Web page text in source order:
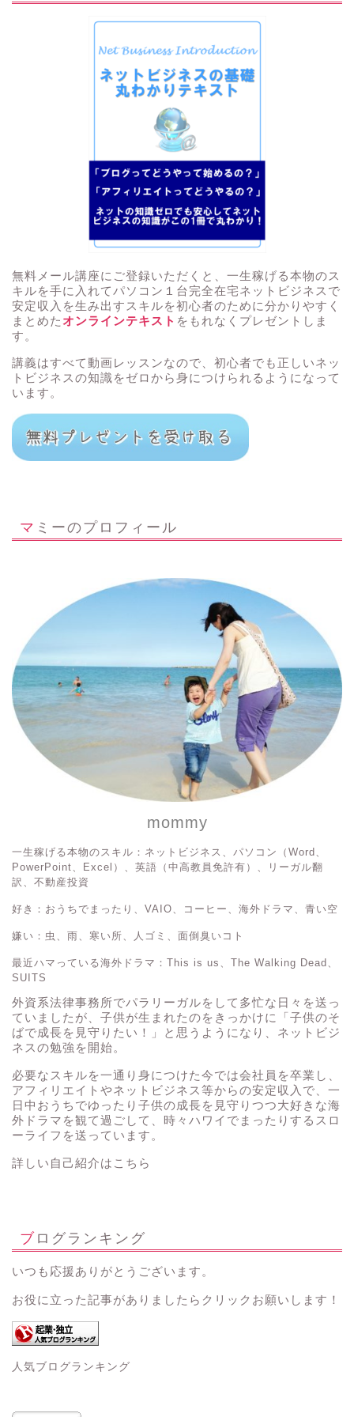
無料メール講座にご登録いただくと、一生稼げる本物のス
キルを手に入れてパソコン１台完全在宅ネットビジネスで
安定収入を生み出すスキルを初心者のために分かりやすく
まとめたオンラインテキスト をもれなくプレゼントしま
す。
講義はすべて動画レッスンなので、初心者でも正しいネッ
トビジネスの知識をゼロから身につけられるようになって
います。
マミーのプロフィール
mommy
一生稼げる本物のスキル：ネットビジネス、パソコン（Word、
PowerPoint、Excel）、英語（中高教員免許有）、リーガル翻
訳、不動産投資
好き：おうちでまったり、VAIO、コーヒー、海外ドラマ、青い空
嫌い：虫、雨、寒い所、人ゴミ、面倒臭いコト
最近ハマっている海外ドラマ：This is us、The Walking Dead、
SUITS
外資系法律事務所でパラリーガルをして多忙な日々を送っ
ていましたが、子供が生まれたのをきっかけに「子供のそ
ばで成長を見守りたい！」と思うようになり、ネットビジ
ネスの勉強を開始。
必要なスキルを一通り身につけた今では会社員を卒業し、
アフィリエイトやネットビジネス等からの安定収入で、一
日中おうちでゆったり子供の成長を見守りつつ大好きな海
外ドラマを観て過ごして、時々ハワイでまったりするスロ
ーライフを送っています。
詳しい自己紹介はこちら
ブログランキング
いつも応援ありがとうございます。
お役に立った記事がありましたらクリックお願いします！
人気ブログランキング